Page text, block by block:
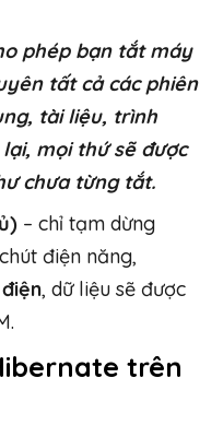
phép bạn tắt máy
tất cả các phiên
tài liệu, trình
mọi thứ sẽ được
chưa từng tắt.
– chỉ tạm dừng
điện năng,
, dữ liệu sẽ được
trên